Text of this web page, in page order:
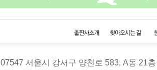
07547 서울시 강서구 양천로 583, A동 21